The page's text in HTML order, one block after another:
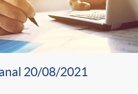
20/08/2021